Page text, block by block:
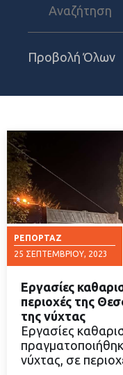
Προβολή Όλων
ΡΕΠΟΡΤΆΖ
25 ΣΕΠΤΕΜΒΡΊΟΥ, 2023
Εργασίες
περιοχές της
της νύχτας
Εργασίες
νύχτας, σε